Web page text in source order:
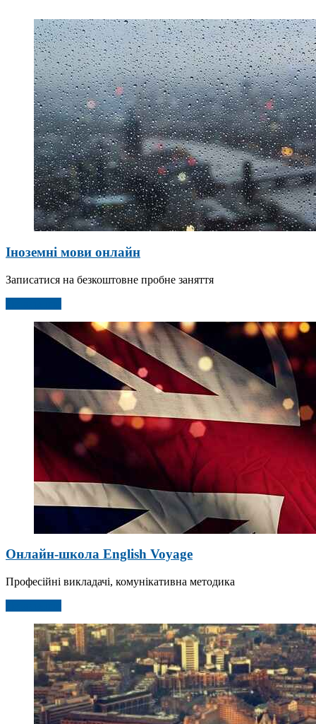
Іноземні мови онлайн
Записатися на безкоштовне пробне заняття
Онлайн-школа English Voyage
Професійні викладачі, комунікативна методика